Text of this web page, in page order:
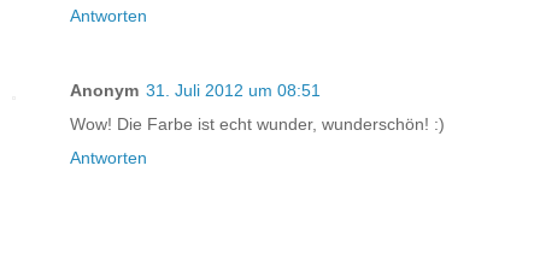
Antworten
Anonym 31. Juli 2012 um 08:51
Wow! Die Farbe ist echt wunder, wunderschön! :)
Antworten